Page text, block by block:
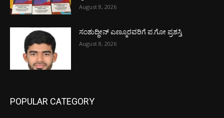
August 8, 2026
ಸಂಶುದ್ಧೀನ್ ಎಣ್ಮೂರವರಿಗೆ ಪ.ಗೋ ಪ್ರಶಸ್ತಿ
August 8, 2026
POPULAR CATEGORY